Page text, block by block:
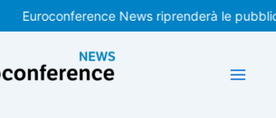
Euroconference News riprenderà le